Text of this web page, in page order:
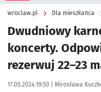
wroclaw.pl Dla mieszkańca
Dwudniowy
koncerty.
rezerwuj 22–23
Data publikacji:
17.05.2024 19:50 | Autor:
Mirosława